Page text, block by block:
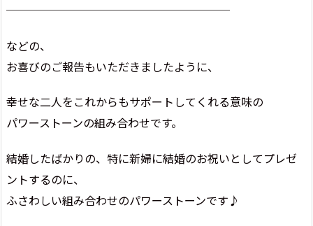
────────────────────
などの、
お喜びのご報告もいただきましたように、
幸せな二人をこれからもサポートしてくれる意味の
パワーストーンの組み合わせです。
結婚したばかりの、特に新婦に結婚のお祝いとしてプレゼ
ントするのに、
ふさわしい組み合わせのパワーストーンです♪